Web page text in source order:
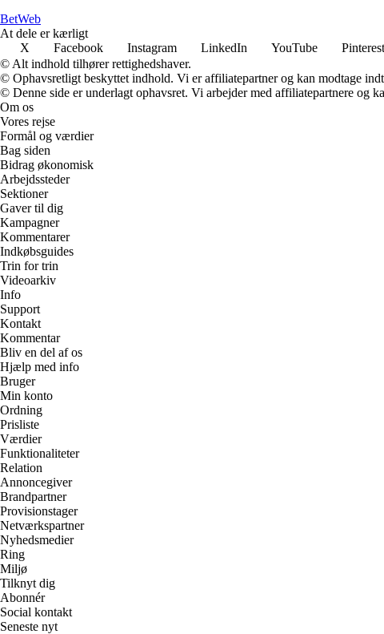
BetWeb
At dele er kærligt
X
Facebook Instagram LinkedIn YouTube Pinterest
© Alt indhold tilhører rettighedshaver.
© Ophavsretligt beskyttet indhold. Vi er affiliatepartner og kan modtage
© Denne side er underlagt ophavsret. Vi arbejder med affiliatepartnere og
Om os
Vores rejse
Formål og værdier
Bag siden
Bidrag økonomisk
Arbejdssteder
Sektioner
Gaver til dig
Kampagner
Kommentarer
Indkøbsguides
Trin for trin
Videoarkiv
Info
Support
Kontakt
Kommentar
Bliv en del af os
Hjælp med info
Bruger
Min konto
Ordning
Prisliste
Værdier
Funktionaliteter
Relation
Annoncegiver
Brandpartner
Provisionstager
Netværkspartner
Nyhedsmedier
Ring
Miljø
Tilknyt dig
Abonnér
Social kontakt
Seneste nyt